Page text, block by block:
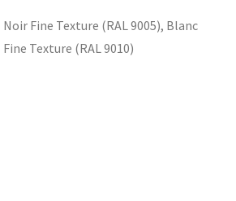
Noir Fine Texture (RAL 9005), Blanc
Fine Texture (RAL 9010)